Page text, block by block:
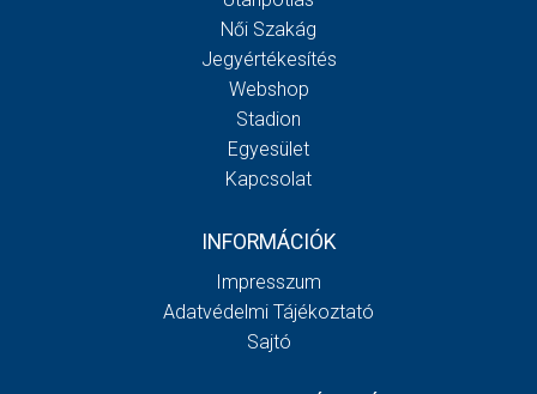
Női Szakág
Jegyértékesítés
Webshop
Stadion
Egyesület
Kapcsolat
INFORMÁCIÓK
Impresszum
Adatvédelmi Tájékoztató
Sajtó